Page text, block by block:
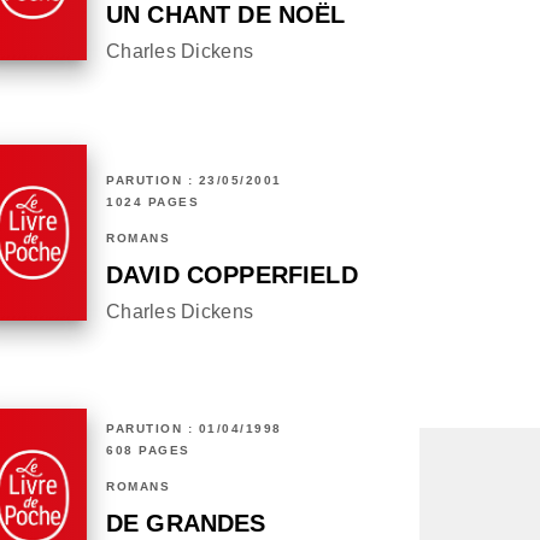
UN CHANT DE NOËL
Charles Dickens
PARUTION : 23/05/2001
1024 PAGES
ROMANS
DAVID COPPERFIELD
Charles Dickens
PARUTION : 01/04/1998
608 PAGES
ROMANS
DE GRANDES